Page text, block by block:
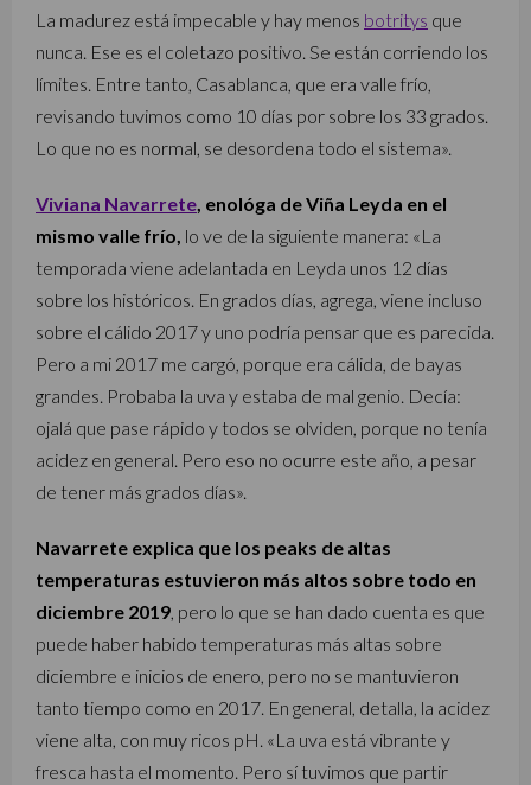
La madurez está impecable y hay menos botritys que
nunca. Ese es el coletazo positivo. Se están corriendo los
límites. Entre tanto, Casablanca, que era valle frío,
revisando tuvimos como 10 días por sobre los 33 grados.
Lo que no es normal, se desordena todo el sistema».
Viviana Navarrete , enológa de Viña Leyda en el
mismo valle frío, lo ve de la siguiente manera: «La
temporada viene adelantada en Leyda unos 12 días
sobre los históricos. En grados días, agrega, viene incluso
sobre el cálido 2017 y uno podría pensar que es parecida.
Pero a mi 2017 me cargó, porque era cálida, de bayas
grandes. Probaba la uva y estaba de mal genio. Decía:
ojalá que pase rápido y todos se olviden, porque no tenía
acidez en general. Pero eso no ocurre este año, a pesar
de tener más grados días».
Navarrete explica que los peaks de altas
temperaturas estuvieron más altos sobre todo en
diciembre 2019 , pero lo que se han dado cuenta es que
puede haber habido temperaturas más altas sobre
diciembre e inicios de enero, pero no se mantuvieron
tanto tiempo como en 2017. En general, detalla, la acidez
viene alta, con muy ricos pH. «La uva está vibrante y
fresca hasta el momento. Pero sí tuvimos que partir